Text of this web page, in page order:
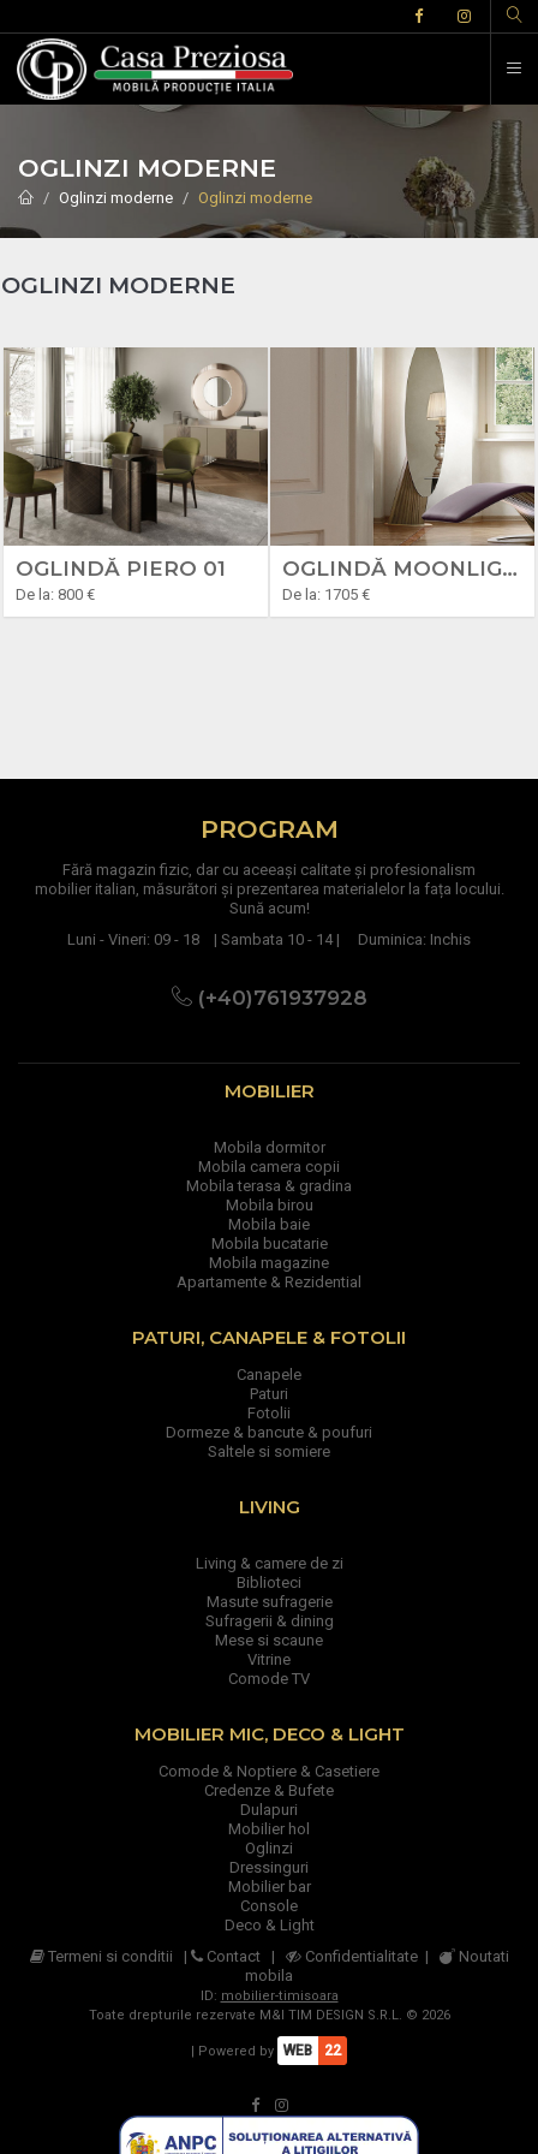
OGLINZI MODERNE
Oglinzi moderne Oglinzi moderne
OGLINZI MODERNE
OGLINDĂ PIERO 01
De la: 800 €
OGLINDĂ MOONLIGHT
De la: 1705 €
PROGRAM
Fără magazin fizic, dar cu aceeași calitate și profesionalism
mobilier italian, măsurători și prezentarea materialelor la fața locului.
Sună acum!
Luni - Vineri: 09 - 18 | Sambata 10 - 14 | Duminica: Inchis
(+40)761937928
MOBILIER
Mobila dormitor
Mobila camera copii
Mobila terasa & gradina
Mobila birou
Mobila baie
Mobila bucatarie
Mobila magazine
Apartamente & Rezidential
PATURI, CANAPELE & FOTOLII
Canapele
Paturi
Fotolii
Dormeze & bancute & poufuri
Saltele si somiere
LIVING
Living & camere de zi
Biblioteci
Masute sufragerie
Sufragerii & dining
Mese si scaune
Vitrine
Comode TV
MOBILIER MIC, DECO & LIGHT
Comode & Noptiere & Casetiere
Credenze & Bufete
Dulapuri
Mobilier hol
Oglinzi
Dressinguri
Mobilier bar
Console
Deco & Light
Termeni si conditii | Contact| Confidentialitate|
Noutati
mobila
ID: mobilier-timisoara
Toate drepturile rezervate M&I TIM DESIGN S.R.L. © 2026
| Powered by WEB 22